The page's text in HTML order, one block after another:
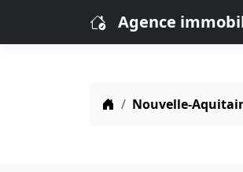
Agence
Nouvelle-